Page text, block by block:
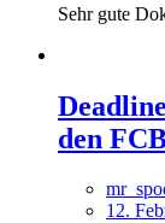
Sehr gute
den
12.